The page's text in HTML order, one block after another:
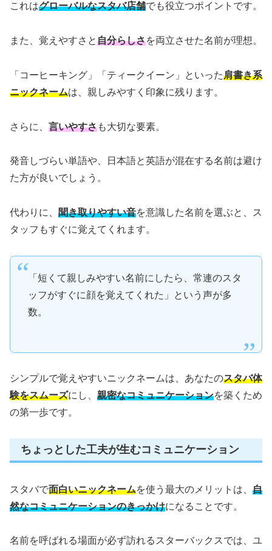
これはグローバルなスタバ店舗でも役立つポイントです。
また、覚えやすさと自分らしさを両立させた名前が理想。
「コーヒーキング」「ティークイーン」といった肩書き系
ニックネームは、親しみやすく印象に残ります。
さらに、 言いやすさも大切な要素。
発音しづらい単語や、日本語と英語が混在する名前は避け
た方が良いでしょう。
代わりに、 聞き取りやすい音を意識した名前を選ぶと、ス
タッフもすぐに覚えてくれます。
「短くて親しみやすい名前にしたら、常連のスタ
ッフがすぐに顔を覚えてくれた」という声が多
数。
シンプルで覚えやすいニックネームは、あなたのスタバ体
験をスムーズにし、 親密なコミュニケーションを築くため
の第一歩です。
ちょっとした工夫が生むコミュニケーション
スタバで面白いニックネームを使う最大のメリットは、 自
然なコミュニケーションのきっかけになることです。
名前を呼ばれる場面が必ず訪れるスターバックスでは、ユ